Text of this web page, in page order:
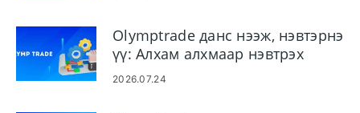
Olymptrade данс нээж, нэвтэрнэ
үү: Алхам алхмаар нэвтрэх
2026.07.24